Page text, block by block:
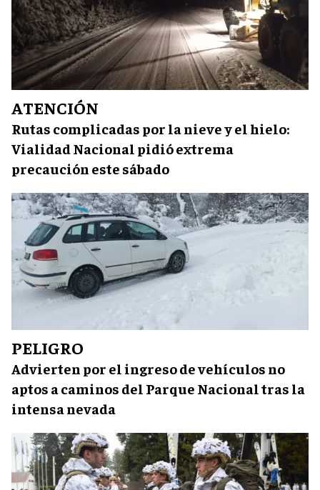
ATENCIÓN
Rutas complicadas por la nieve y el hielo:
Vialidad Nacional pidió extrema
precaución este sábado
PELIGRO
Advierten por el ingreso de vehículos no
aptos a caminos del Parque Nacional tras la
intensa nevada